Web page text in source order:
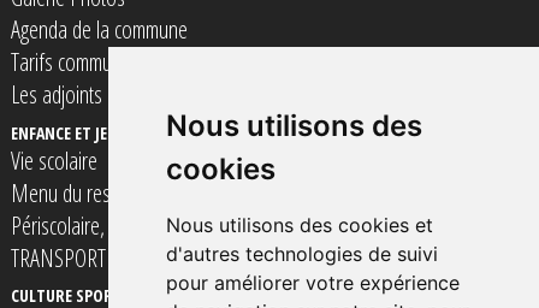
Nous utilisons des
cookies
Nous utilisons des cookies et
d'autres technologies de suivi
pour améliorer votre expérience
Agenda de la commune
Tarifs communaux
Les adjoints
ENFANCE ET JEUNESSE
Vie scolaire
Menu du restaurant scolaire
Périscolaire, Accueil de loisirs et Espace Jeunes
TRANSPORT SCOLAIRE
CULTURE SPORT ET LOISIRS VIE SOCIALE SOLIDARITé ET SANTE